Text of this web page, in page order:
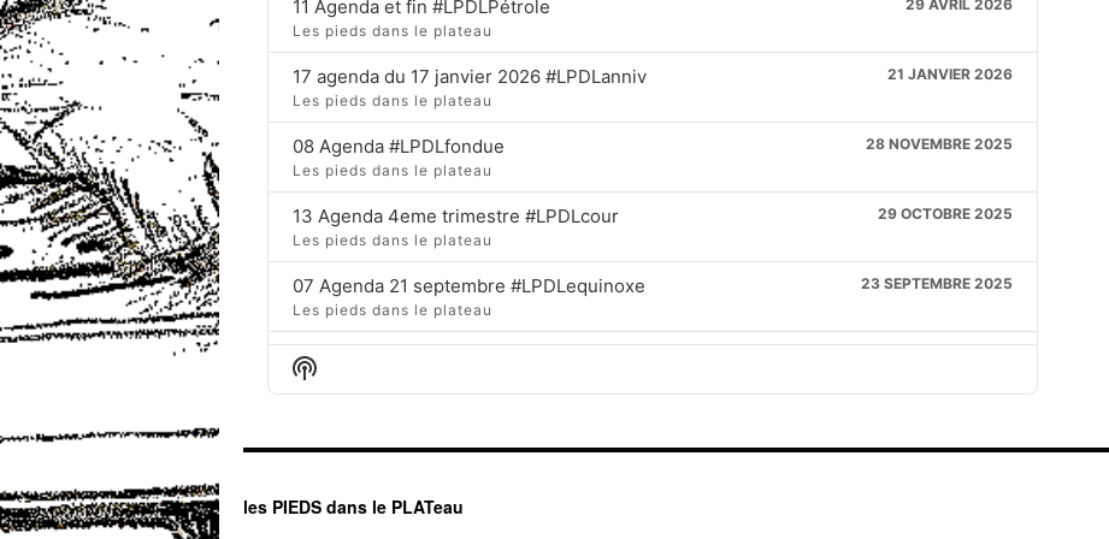
11 Agenda et fin #LPDLPétrole
29 AVRIL 2026
Les pieds dans le plateau
17 agenda du 17 janvier 2026 #LPDLanniv
21 JANVIER 2026
Les pieds dans le plateau
08 Agenda #LPDLfondue
28 NOVEMBRE 2025
Les pieds dans le plateau
13 Agenda 4eme trimestre #LPDLcour
29 OCTOBRE 2025
Les pieds dans le plateau
07 Agenda 21 septembre #LPDLequinoxe
23 SEPTEMBRE 2025
Les pieds dans le plateau
Agenda
Les pieds dans le plateau
Les pieds dans le plateau
Les pieds dans le plateau
Show
Podcast
les PIEDS dans le PLATeau